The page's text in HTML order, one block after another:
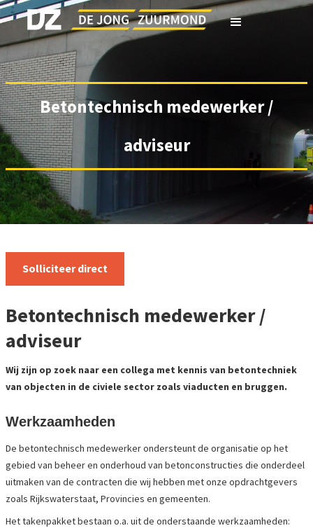
Betontechnisch medewerker /
adviseur
Solliciteer direct
Betontechnisch medewerker /
adviseur
Wij zijn op zoek naar een collega met kennis van betontechniek
van objecten in de civiele sector zoals viaducten en bruggen.
Werkzaamheden
De betontechnisch medewerker ondersteunt de organisatie op het
gebied van beheer en onderhoud van betonconstructies die onderdeel
uitmaken van de contracten die wij hebben met onze opdrachtgevers
zoals Rijkswaterstaat, Provincies en gemeenten.
Het takenpakket bestaan o.a. uit de onderstaande werkzaamheden: